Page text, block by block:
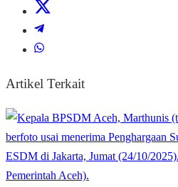
Artikel Terkait